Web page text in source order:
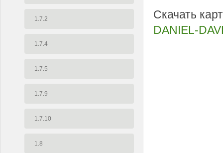
1.7.2
1.7.4
1.7.5
1.7.9
1.7.10
1.8
Скачать
DANIEL-